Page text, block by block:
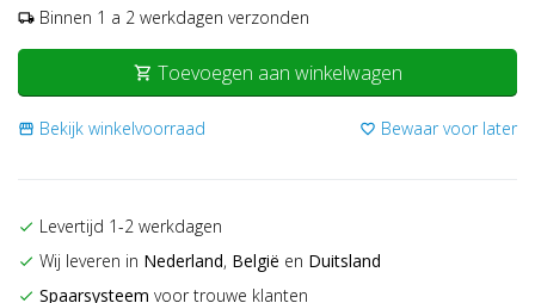
local_shipping Binnen 1 a 2 werkdagen verzonden
shopping_cart Toevoegen aan winkelwagen
storefront Bekijk winkelvoorraad favorite_border Bewaar voor later
check Levertijd 1-2 werkdagen
check Wij leveren in Nederland, België en Duitsland
check Spaarsysteem voor trouwe klanten